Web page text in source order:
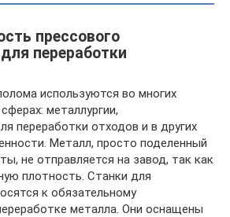
прессового
переработки
используются во многих
металлургии,
переработки отходов и в других
Металл, просто поделенный
не отправляется на завод, так как
плотность. Станки для
к обязательному
металла. Они оснащены